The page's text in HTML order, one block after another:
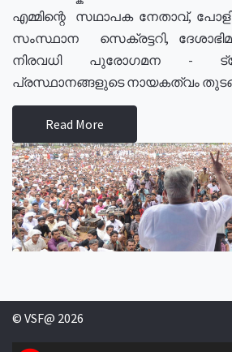
എമ്മിന്റെ സഥാപക നേതാവ്,
സംസ്ഥാന സെക്രട്ടറി,
നിരവധി പുരോഗമന -
പ്രസ്ഥാനങ്ങളുടെ നായകത്വം
Read More
© VSF@ 2026